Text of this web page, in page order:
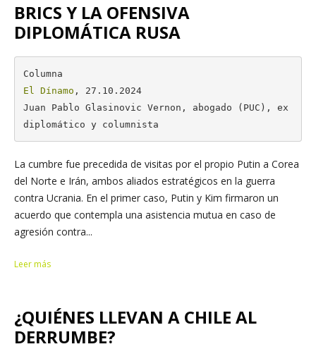
BRICS Y LA OFENSIVA
DIPLOMÁTICA RUSA
El Dínamo , 27.10.2024
Juan Pablo Glasinovic Vernon, abogado (PUC), ex
diplomático y columnista
La cumbre fue precedida de visitas por el propio Putin a Corea
del Norte e Irán, ambos aliados estratégicos en la guerra
contra Ucrania. En el primer caso, Putin y Kim firmaron un
acuerdo que contempla una asistencia mutua en caso de
agresión contra...
Leer más
¿QUIÉNES LLEVAN A CHILE AL
DERRUMBE?